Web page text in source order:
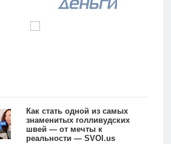
Как стать одной из самых
знаменитых голливудских
швей — от мечты к
реальности — SVOI.us